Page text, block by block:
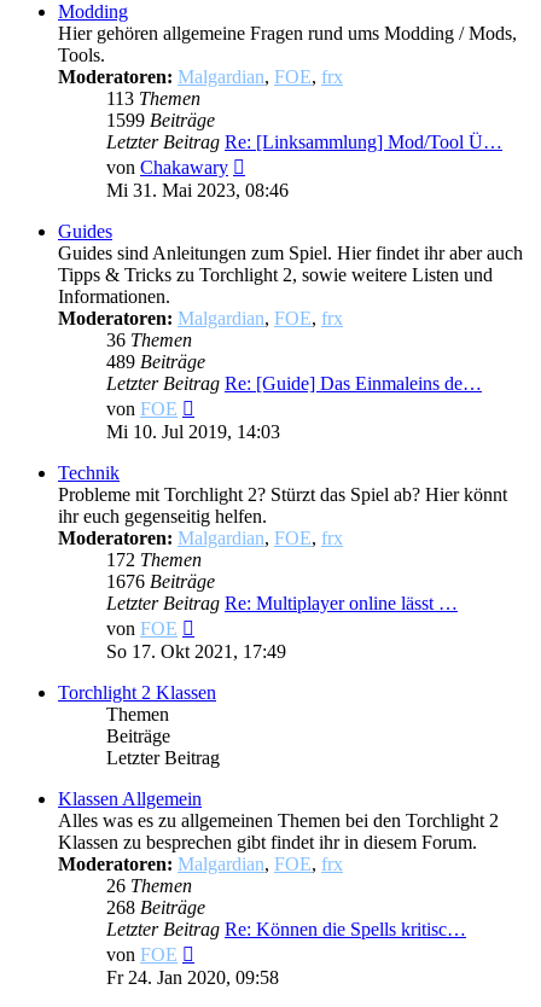
Modding
Hier gehören allgemeine Fragen rund ums Modding / Mods,
Tools.
Moderatoren: Malgardian, FOE, frx
113 Themen
1599 Beiträge
Letzter Beitrag Re: [Linksammlung] Mod/Tool Ü…
von Chakawary
Beitrag
Mi 31. Mai 2023, 08:46
Guides
Guides sind Anleitungen zum Spiel. Hier findet ihr aber auch
Tipps & Tricks zu Torchlight 2, sowie weitere Listen und
Informationen.
Moderatoren: Malgardian, FOE, frx
36 Themen
489 Beiträge
Letzter Beitrag Re: [Guide] Das Einmaleins de…
von FOE
Beitrag
Mi 10. Jul 2019, 14:03
Technik
Probleme mit Torchlight 2? Stürzt das Spiel ab? Hier könnt
ihr euch gegenseitig helfen.
Moderatoren: Malgardian, FOE, frx
172 Themen
1676 Beiträge
Letzter Beitrag Re: Multiplayer online lässt …
von FOE
Beitrag
So 17. Okt 2021, 17:49
Torchlight 2 Klassen
Themen
Beiträge
Letzter Beitrag
Klassen Allgemein
Alles was es zu allgemeinen Themen bei den Torchlight 2
Klassen zu besprechen gibt findet ihr in diesem Forum.
Moderatoren: Malgardian, FOE, frx
26 Themen
268 Beiträge
Letzter Beitrag Re: Können die Spells kritisc…
von FOE
Beitrag
Fr 24. Jan 2020, 09:58